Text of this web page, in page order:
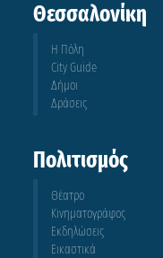
Θεσσαλονίκη
Η Πόλη
City Guide
Δήμοι
Δράσεις
Πολιτισμός
Θέατρο
Κινηματογράφος
Εκδηλώσεις
Εικαστικά